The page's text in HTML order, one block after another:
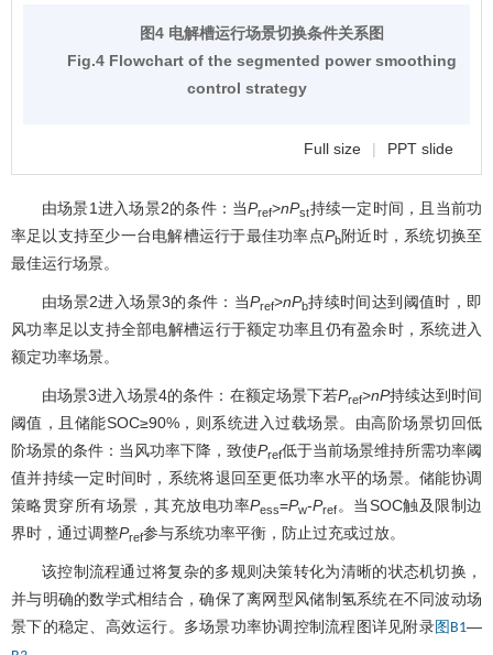
图4 电解槽运行场景切换条件关系图
Fig.4 Flowchart of the segmented power smoothing
control strategy
Full size | PPT slide
由场景1进入场景2的条件：当Pref>nPst持续一定时间，且当前功
率足以支持至少一台电解槽运行于最佳功率点Pb附近时，系统切换至
最佳运行场景。
由场景2进入场景3的条件：当Pref>nPb持续时间达到阈值时，即
风功率足以支持全部电解槽运行于额定功率且仍有盈余时，系统进入
额定功率场景。
由场景3进入场景4的条件：在额定场景下若Pref>nP持续达到时间
阈值，且储能SOC≥90%，则系统进入过载场景。由高阶场景切回低
阶场景的条件：当风功率下降，致使Pref低于当前场景维持所需功率阈
值并持续一定时间时，系统将退回至更低功率水平的场景。储能协调
策略贯穿所有场景，其充放电功率Pess=Pw-Pref 。当SOC触及限制边
界时，通过调整Pref参与系统功率平衡，防止过充或过放。
该控制流程通过将复杂的多规则决策转化为清晰的状态机切换，
并与明确的数学式相结合，确保了离网型风储制氢系统在不同波动场
景下的稳定、高效运行。多场景功率协调控制流程图详见附录图B1—